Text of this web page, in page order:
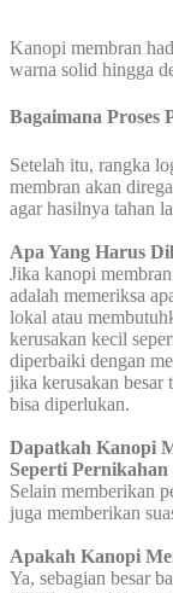
Kanopi membran
warna solid hingga
Bagaimana Proses
Setelah itu, rangka
membran akan
agar hasilnya tahan
Apa Yang Harus
Jika kanopi
adalah memeriksa
lokal atau
kerusakan kecil
diperbaiki dengan
jika kerusakan besar
bisa diperlukan.
Dapatkah Kanopi
Seperti Pernikahan
Selain memberikan
juga memberikan
Apakah Kanopi
Ya, sebagian besar